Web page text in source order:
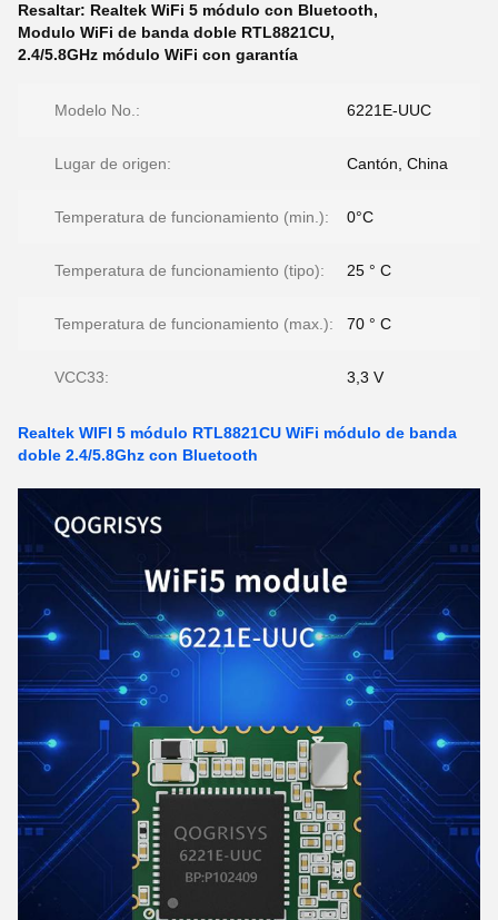
Resaltar: Realtek WiFi 5 módulo con Bluetooth,
Modulo WiFi de banda doble RTL8821CU,
2.4/5.8GHz módulo WiFi con garantía
Modelo No.: 6221E-UUC
Lugar de origen: Cantón, China
Temperatura de funcionamiento (min.): 0°C
Temperatura de funcionamiento (tipo): 25 ° C
Temperatura de funcionamiento (max.): 70 ° C
VCC33: 3,3 V
Realtek WIFI 5 módulo RTL8821CU WiFi módulo de banda
doble 2.4/5.8Ghz con Bluetooth